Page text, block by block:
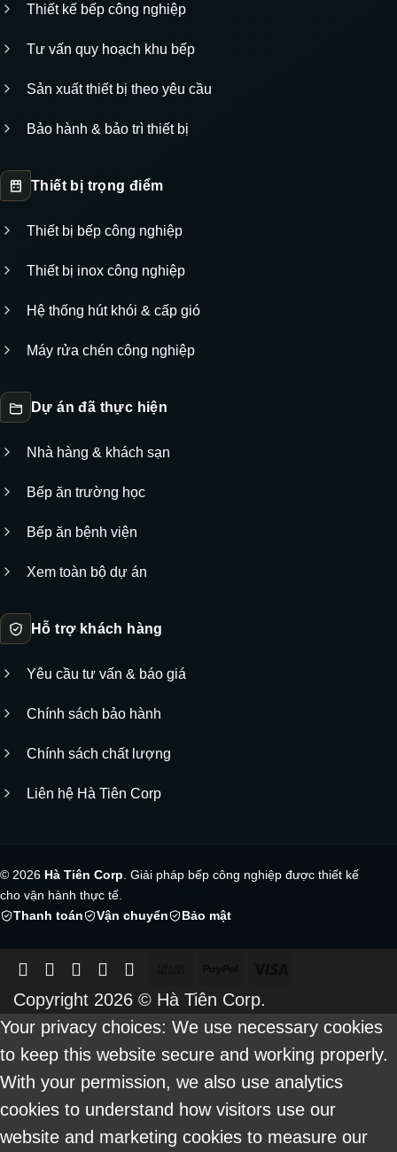
Thiết kế bếp công nghiệp
Tư vấn quy hoạch khu bếp
Sản xuất thiết bị theo yêu cầu
Bảo hành & bảo trì thiết bị
Thiết bị trọng điểm
Thiết bị bếp công nghiệp
Thiết bị inox công nghiệp
Hệ thống hút khói & cấp gió
Máy rửa chén công nghiệp
Dự án đã thực hiện
Nhà hàng & khách sạn
Bếp ăn trường học
Bếp ăn bệnh viện
Xem toàn bộ dự án
Hỗ trợ khách hàng
Yêu cầu tư vấn & báo giá
Chính sách bảo hành
Chính sách chất lượng
Liên hệ Hà Tiên Corp
© 2026 Hà Tiên Corp . Giải pháp bếp công nghiệp được thiết kế
cho vận hành thực tế.
Thanh toán
Vận chuyển Bảo mật
On
Delivery
Copyright 2026 © Hà Tiên Corp.
Your privacy choices: We use necessary cookies
to keep this website secure and working properly.
With your permission, we also use analytics
cookies to understand how visitors use our
website and marketing cookies to measure our